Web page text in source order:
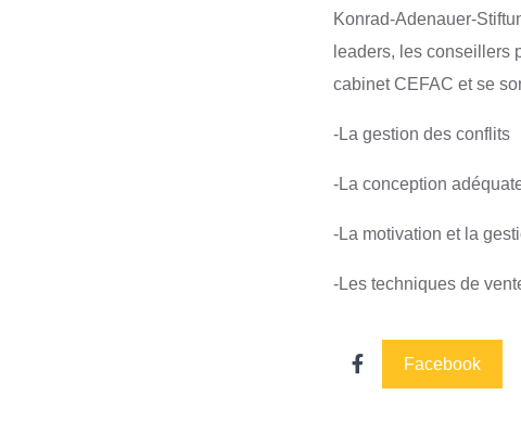
Konrad-Adenauer-
leaders, les conseillers
cabinet CEFAC et se
-La gestion des conflits
-La conception
-La motivation et la
-Les techniques de
Facebook